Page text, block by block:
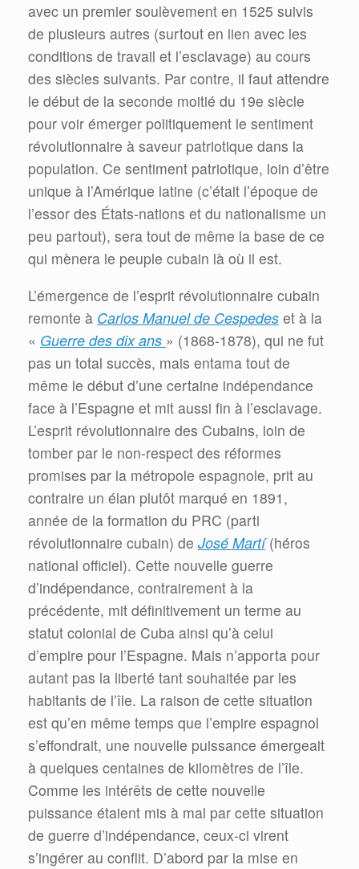
avec un premier soulèvement en 1525 suivis
de plusieurs autres (surtout en lien avec les
conditions de travail et l’esclavage) au cours
des siècles suivants. Par contre, il faut attendre
le début de la seconde moitié du 19e siècle
pour voir émerger politiquement le sentiment
révolutionnaire à saveur patriotique dans la
population. Ce sentiment patriotique, loin d’être
unique à l’Amérique latine (c’était l’époque de
l’essor des États-nations et du nationalisme un
peu partout), sera tout de même la base de ce
qui mènera le peuple cubain là où il est.
L’émergence de l’esprit révolutionnaire cubain
remonte à Carlos Manuel de Cespedes et à la
« Guerre des dix ans » (1868-1878), qui ne fut
pas un total succès, mais entama tout de
même le début d’une certaine indépendance
face à l’Espagne et mit aussi fin à l’esclavage.
L’esprit révolutionnaire des Cubains, loin de
tomber par le non-respect des réformes
promises par la métropole espagnole, prit au
contraire un élan plutôt marqué en 1891,
année de la formation du PRC (parti
révolutionnaire cubain) de José Martí(héros
national officiel). Cette nouvelle guerre
d’indépendance, contrairement à la
précédente, mit définitivement un terme au
statut colonial de Cuba ainsi qu’à celui
d’empire pour l’Espagne. Mais n’apporta pour
autant pas la liberté tant souhaitée par les
habitants de l’île. La raison de cette situation
est qu’en même temps que l’empire espagnol
s’effondrait, une nouvelle puissance émergeait
à quelques centaines de kilomètres de l’île.
Comme les intérêts de cette nouvelle
puissance étaient mis à mal par cette situation
de guerre d’indépendance, ceux-ci virent
s’ingérer au conflit. D’abord par la mise en